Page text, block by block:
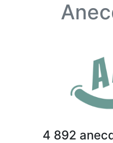
4 892